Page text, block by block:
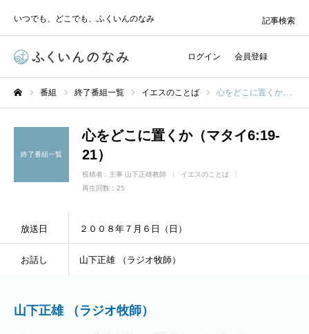
いつでも、どこでも、ふくいんのなみ
ログイン 会員登録
記事検索
番組 終了番組一覧 イエスのことば 心をどこに置くか（マタイ6:19-21）
終了番組一覧
心をどこに置くか（マタイ6:19-
21）
投稿者 : 主事 山下正雄教師
イエスのことば
再生回数：25
放送日 ２００８年７月６日（日）
お話し 山下正雄 （ラジオ牧師）
山下正雄 （ラジオ牧師）